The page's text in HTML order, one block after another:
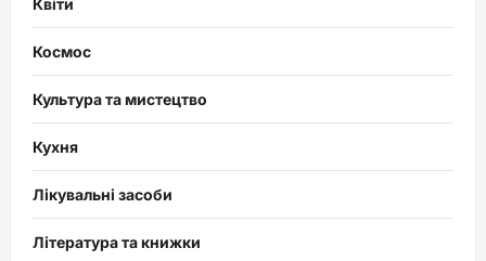
Квіти
Космос
Культура та мистецтво
Кухня
Лікувальні засоби
Література та книжки